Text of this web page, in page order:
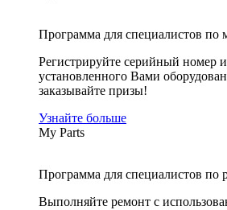
Программа для специалистов по
Регистрируйте серийный номер
установленного Вами
заказывайте призы!
Узнайте больше
My Parts
Программа для специалистов по
Выполняйте ремонт с